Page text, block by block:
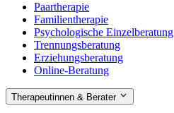
Paartherapie
Familientherapie
Psychologische Einzelberatung
Trennungsberatung
Erziehungsberatung
Online-Beratung
Therapeutinnen & Berater